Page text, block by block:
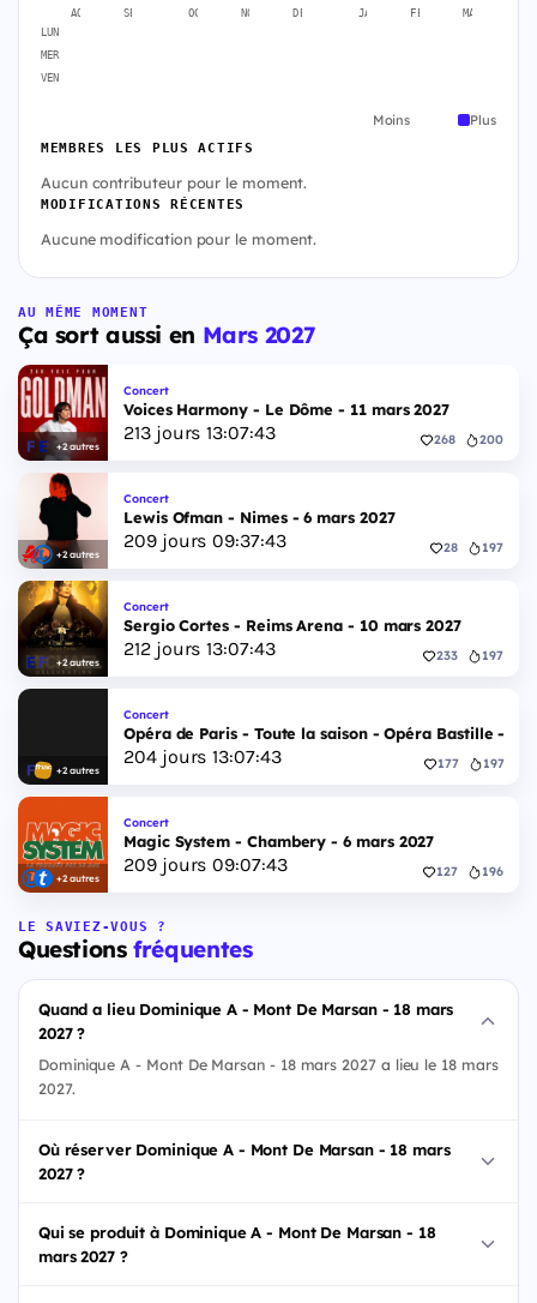
AOÛT SEPT. OCT. NOV. DÉC. JANV. FÉVR. MARS
LUN
MER
VEN
Moins Plus
MEMBRES LES PLUS ACTIFS
Aucun contributeur pour le moment.
MODIFICATIONS RÉCENTES
Aucune modification pour le moment.
AU MÊME MOMENT
Ça sort aussi en Mars 2027
+2 autres
Concert
Voices Harmony - Le Dôme - 11 mars 2027
213jours 13:07:42 268 200
+2 autres
Concert
Lewis Ofman - Nimes - 6 mars 2027
209jours 09:37:42 28 197
+2 autres
Concert
Sergio Cortes - Reims Arena - 10 mars 2027
212jours 13:07:42 233 197
+2 autres
Concert
Opéra de Paris - Toute la saison - Opéra Bastille - 2
204jours 13:07:42 177 197
+2 autres
Concert
Magic System - Chambery - 6 mars 2027
209jours 09:07:42 127 196
LE SAVIEZ-VOUS ?
Questionsfréquentes
Quand a lieu Dominique A - Mont De Marsan - 18 mars
2027 ?
Dominique A - Mont De Marsan - 18 mars 2027 a lieu le 18 mars
2027.
Où réserver Dominique A - Mont De Marsan - 18 mars
2027 ?
Qui se produit à Dominique A - Mont De Marsan - 18
mars 2027 ?